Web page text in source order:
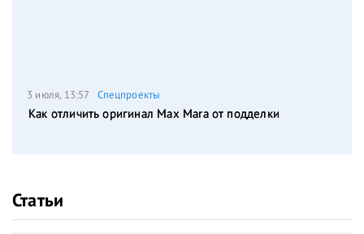
3 июля, 13:57 Спецпроекты
Как отличить оригинал Max Mara от подделки
Статьи